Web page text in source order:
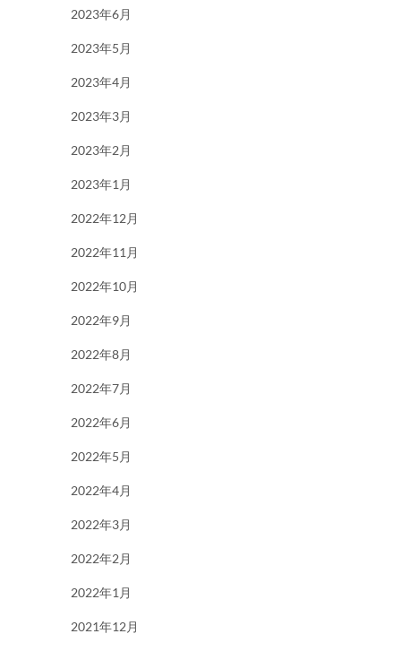
2023年6月
2023年5月
2023年4月
2023年3月
2023年2月
2023年1月
2022年12月
2022年11月
2022年10月
2022年9月
2022年8月
2022年7月
2022年6月
2022年5月
2022年4月
2022年3月
2022年2月
2022年1月
2021年12月